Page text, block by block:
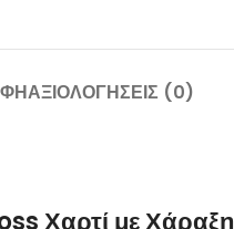
ΑΞΙΟΛΟΓΉΣΕΙΣ (0)
Χαρτί με Χάραξη